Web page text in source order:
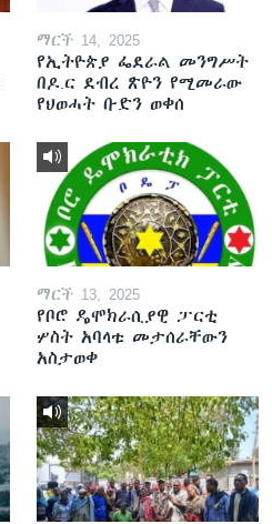
ማርች 14, 2025
የኢትዮጵያ ፌደራል መንግሥት
በዶ.ር ደብረ ጽዮን የሚመራው
የህወሓት ቡድን ወቀሰ
ማርች 13, 2025
የቦሮ ዴሞክራሲያዊ ፓርቲ
ሦስት አባላቱ መታሰራቸውን
አስታወቀ